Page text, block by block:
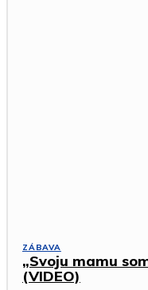
ZÁBAVA
„Svoju mamu
(VIDEO)